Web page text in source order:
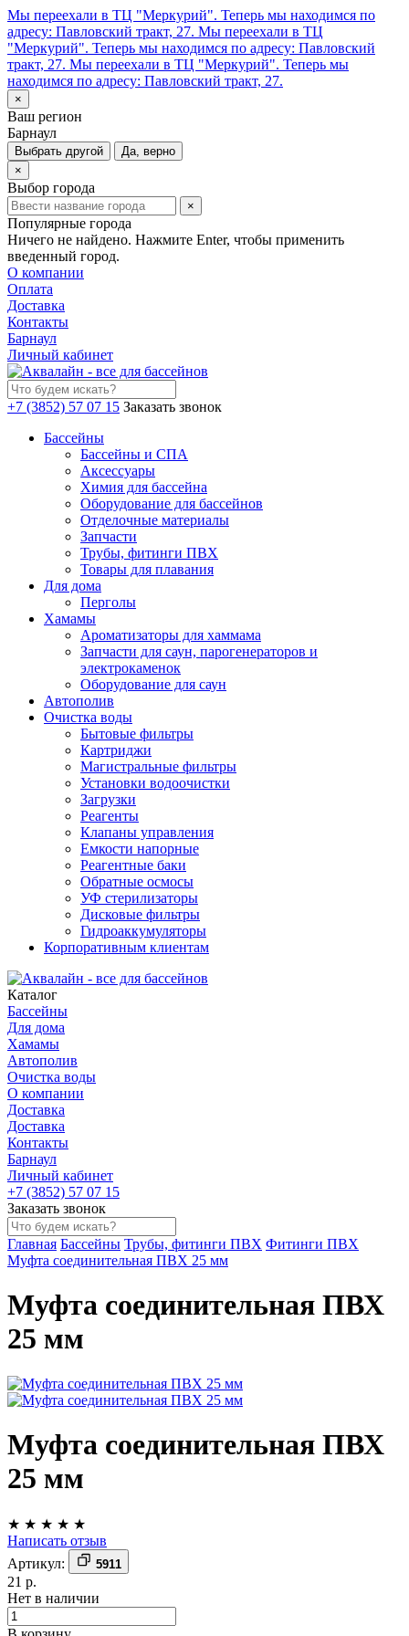
Мы переехали в ТЦ "Меркурий". Теперь мы находимся по
адресу: Павловский тракт, 27. Мы переехали в ТЦ
"Меркурий". Теперь мы находимся по адресу: Павловский
тракт, 27. Мы переехали в ТЦ "Меркурий". Теперь мы
находимся по адресу: Павловский тракт, 27.
×
Ваш регион
Барнаул
Выбрать другой
Да, верно
×
Выбор города
×
Популярные города
Ничего не найдено. Нажмите Enter, чтобы применить
введенный город.
О компании
Оплата
Доставка
Контакты
Барнаул
Личный кабинет
+7 (3852) 57 07 15 Заказать звонок
Бассейны
Бассейны и СПА
Аксессуары
Химия для бассейна
Оборудование для бассейнов
Отделочные материалы
Запчасти
Трубы, фитинги ПВХ
Товары для плавания
Для дома
Перголы
Хамамы
Ароматизаторы для хаммама
Запчасти для саун, парогенераторов и
электрокаменок
Оборудование для саун
Автополив
Очистка воды
Бытовые фильтры
Картриджи
Магистральные фильтры
Установки водоочистки
Загрузки
Реагенты
Клапаны управления
Емкости напорные
Реагентные баки
Обратные осмосы
УФ стерилизаторы
Дисковые фильтры
Гидроаккумуляторы
Корпоративным клиентам
Каталог
Бассейны
Для дома
Хамамы
Автополив
Очистка воды
О компании
Доставка
Доставка
Контакты
Барнаул
Личный кабинет
+7 (3852) 57 07 15
Заказать звонок
Главная Бассейны Трубы, фитинги ПВХ Фитинги ПВХ
Муфта соединительная ПВХ 25 мм
Муфта соединительная ПВХ
25 мм
Муфта соединительная ПВХ
25 мм
★ ★ ★ ★ ★
Написать отзыв
Артикул:
5911
21 р.
Нет в наличии